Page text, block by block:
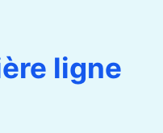
ligne